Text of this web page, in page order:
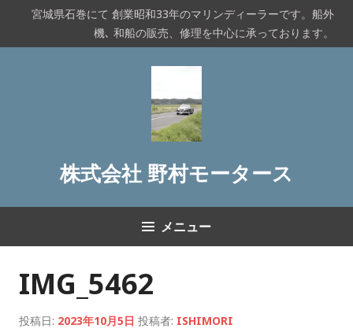
テ
宮城県石巻にて 創業昭和33年のマリンディーラーです。船外
機､ 和船の販売、修理を中心に承っております。
株式会社 野村モータース
メニュー
IMG_5462
投稿日: 2023年10月5日 投稿者: ISHIMORI